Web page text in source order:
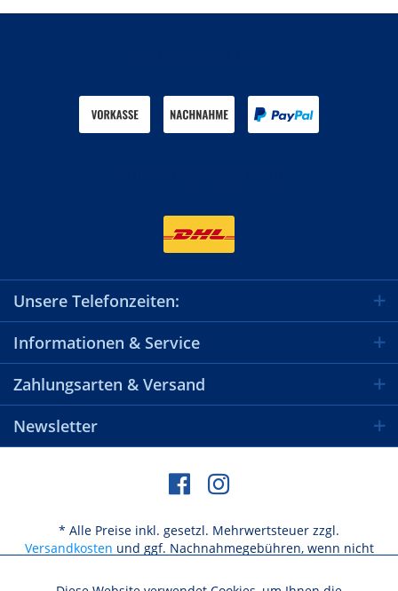
Unsere Telefonzeiten:
Informationen & Service
Zahlungsarten & Versand
Newsletter
* Alle Preise inkl. gesetzl. Mehrwertsteuer zzgl.
Versandkosten und ggf. Nachnahmegebühren, wenn nicht